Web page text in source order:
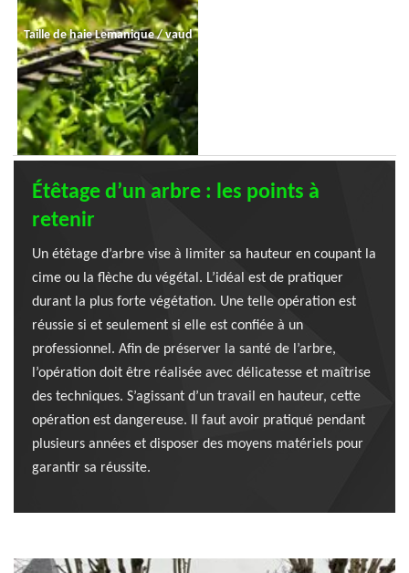
Taille de haie Lemanique / vaud
Étêtage d’un arbre : les points à
retenir
Un étêtage d’arbre vise à limiter sa hauteur en coupant la
cime ou la flèche du végétal. L’idéal est de pratiquer
durant la plus forte végétation. Une telle opération est
réussie si et seulement si elle est confiée à un
professionnel. Afin de préserver la santé de l’arbre,
l’opération doit être réalisée avec délicatesse et maîtrise
des techniques. S’agissant d’un travail en hauteur, cette
opération est dangereuse. Il faut avoir pratiqué pendant
plusieurs années et disposer des moyens matériels pour
garantir sa réussite.